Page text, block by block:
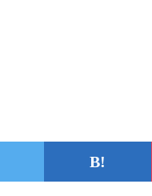
B!